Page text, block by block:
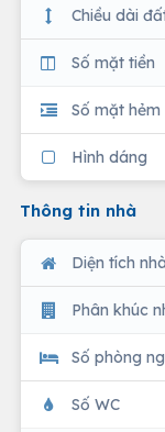
Chiều dài
Số mặt tiền
Số mặt hẻm
Hình dáng
Thông tin nhà
Diện tích nhà
Phân khúc
Số phòng
Số WC